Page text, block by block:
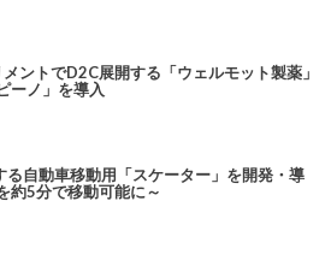
ントでD2C展開する「ウェルモット製薬」
ーノ」を導入
る自動車移動用「スケーター」を開発・導
約5分で移動可能に～